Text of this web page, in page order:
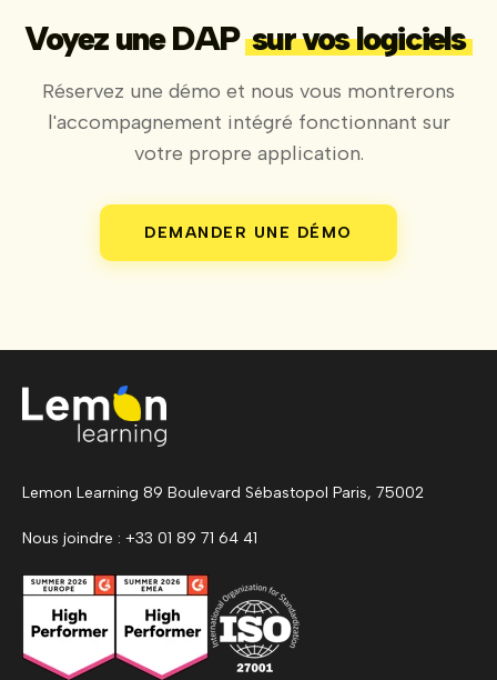
Voyez une DAPsur vos logiciels
Réservez une démo et nous vous montrerons
l'accompagnement intégré fonctionnant sur
votre propre application.
DEMANDER UNE DÉMO
Lemon Learning 89 Boulevard Sébastopol Paris, 75002
Nous joindre : +33 01 89 71 64 41